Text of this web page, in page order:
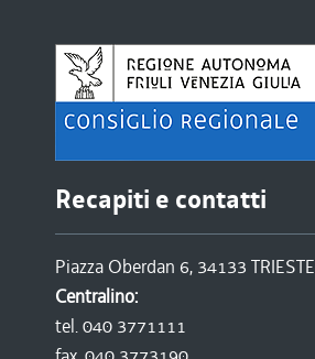
Recapiti e contatti
Piazza Oberdan 6, 34133 TRIESTE
Centralino:
tel. 040 3771111